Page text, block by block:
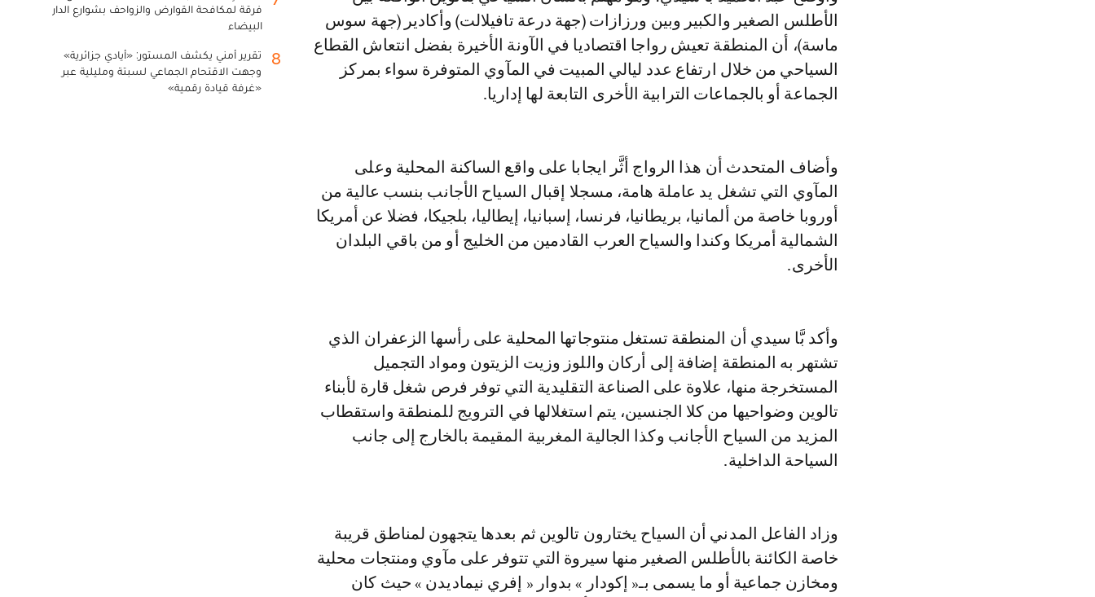
الأطلس الصغير والكبير وبين ورزازات (جهة درعة تافيلالت) وأكادير (جهة سوس
ماسة)، أن المنطقة تعيش رواجا اقتصاديا في الآونة الأخيرة بفضل انتعاش القطاع
السياحي من خلال ارتفاع عدد ليالي المبيت في المآوي المتوفرة سواء بمركز
الجماعة أو بالجماعات الترابية الأخرى التابعة لها إداريا.
وأضاف المتحدث أن هذا الرواج أثَّر ايجابا على واقع الساكنة المحلية وعلى
المآوي التي تشغل يد عاملة هامة، مسجلا إقبال السياح الأجانب بنسب عالية من
أوروبا خاصة من ألمانيا، بريطانيا، فرنسا، إسبانيا، إيطاليا، بلجيكا، فضلا عن أمريكا
الشمالية أمريكا وكندا والسياح العرب القادمين من الخليج أو من باقي البلدان
الأخرى.
وأكد بَّا سيدي أن المنطقة تستغل منتوجاتها المحلية على رأسها الزعفران الذي
تشتهر به المنطقة إضافة إلى أركان واللوز وزيت الزيتون ومواد التجميل
المستخرجة منها، علاوة على الصناعة التقليدية التي توفر فرص شغل قارة لأبناء
تالوين وضواحيها من كلا الجنسين، يتم استغلالها في الترويج للمنطقة واستقطاب
المزيد من السياح الأجانب وكذا الجالية المغربية المقيمة بالخارج إلى جانب
السياحة الداخلية.
وزاد الفاعل المدني أن السياح يختارون تالوين ثم بعدها يتجهون لمناطق قريبة
خاصة الكائنة بالأطلس الصغير منها سيروة التي تتوفر على مآوي ومنتجات محلية
ومخازن جماعية أو ما يسمى بـ« إكودار » بدوار « إفري نيماديدن » حيث كان
فرقة لمكافحة القوارض والزواحف بشوارع الدار
البيضاء
8
تقرير أمني يكشف المستور: «أيادي جزائرية»
وجهت الاقتحام الجماعي لسبتة ومليلية عبر
«غرفة قيادة رقمية»